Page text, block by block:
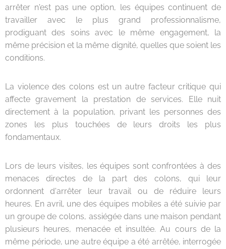
arrêter n'est pas une option, les équipes continuent de
travailler avec le plus grand professionnalisme,
prodiguant des soins avec le même engagement, la
même précision et la même dignité, quelles que soient les
conditions.
La violence des colons est un autre facteur critique qui
affecte gravement la prestation de services. Elle nuit
directement à la population, privant les personnes des
zones les plus touchées de leurs droits les plus
fondamentaux.
Lors de leurs visites, les équipes sont confrontées à des
menaces directes de la part des colons, qui leur
ordonnent d'arrêter leur travail ou de réduire leurs
heures. En avril, une des équipes mobiles a été suivie par
un groupe de colons, assiégée dans une maison pendant
plusieurs heures, menacée et insultée. Au cours de la
même période, une autre équipe a été arrêtée, interrogée